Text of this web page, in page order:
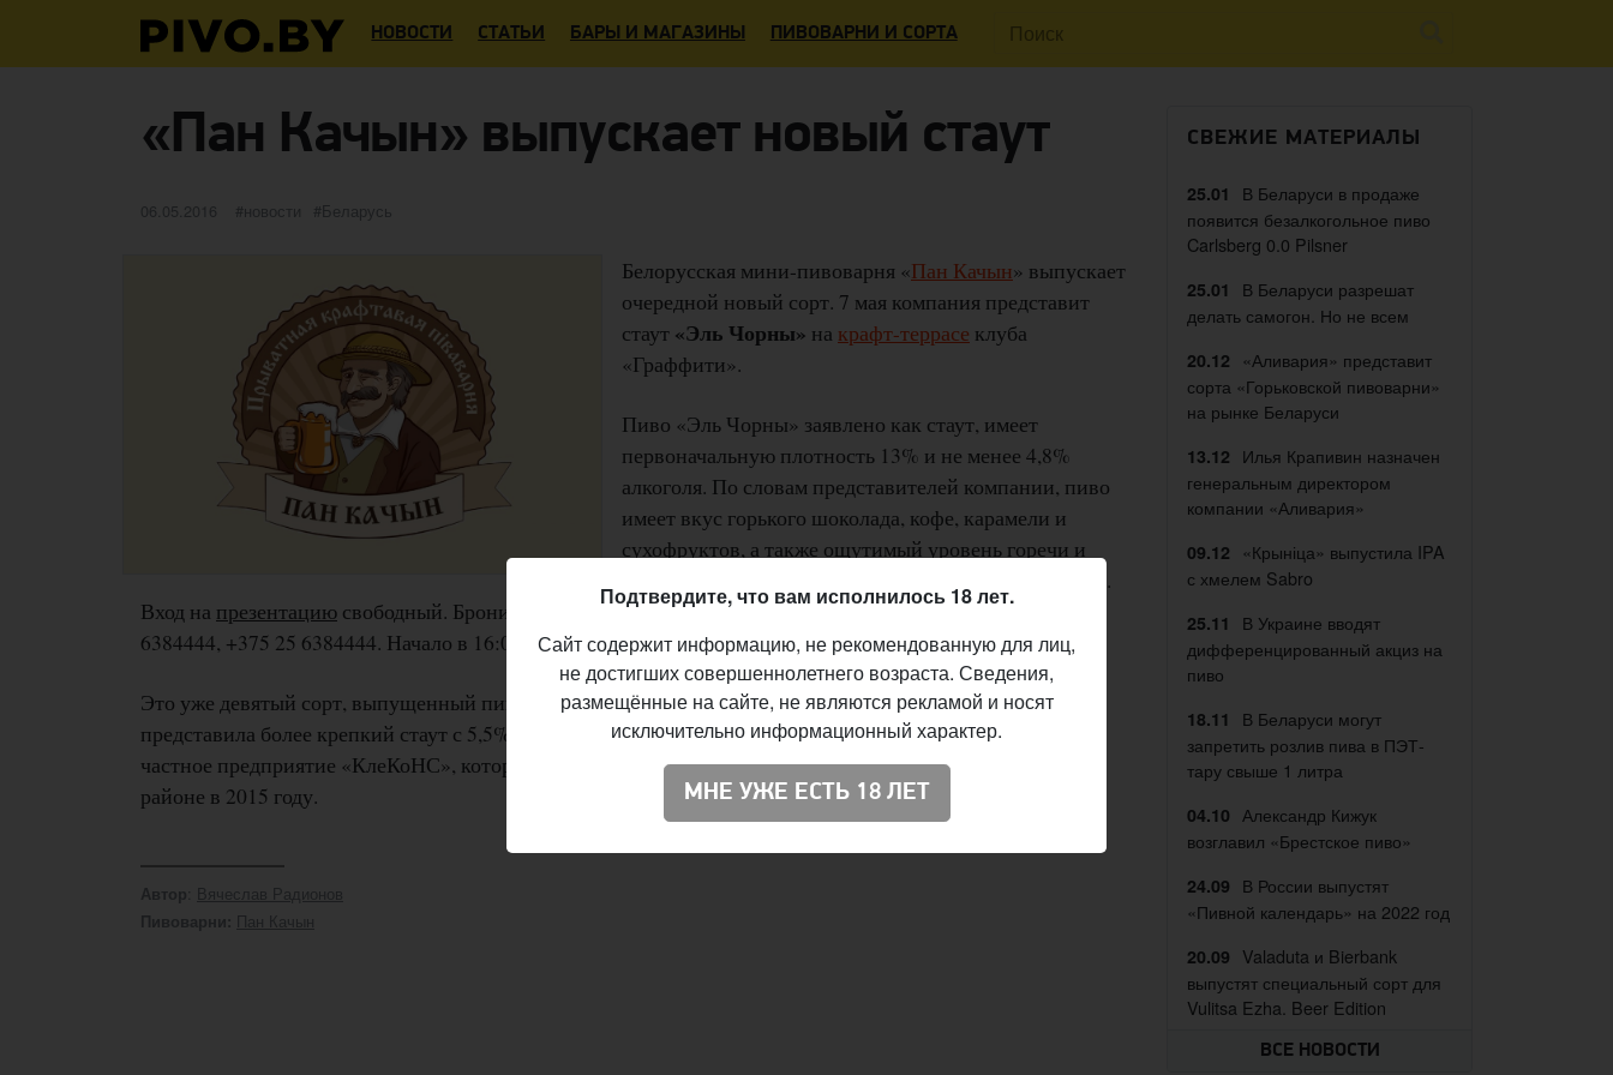
Поиск:
НОВОСТИ СТАТЬИ БАРЫ И МАГАЗИНЫ ПИВОВАРНИ И СОРТА
«Пан Качын» выпускает новый стаут
Опубликовано
06.05.2016 категории
новости Метки
Беларусь
Белорусская мини-пивоварня «Пан Качын» выпускает
очередной новый сорт. 7 мая компания представит
стаут «Эль Чорны» на крафт-террасе клуба
«Граффити».
Пиво «Эль Чорны» заявлено как стаут, имеет
первоначальную плотность 13% и не менее 4,8%
алкоголя. По словам представителей компании, пиво
имеет вкус горького шоколада, кофе, карамели и
сухофруктов, а также ощутимый уровень горечи и
заметный хмелевой аромат за счёт сухого охмеления.
Вход на презентацию свободный. Бронирование столиков по телефонам: +375 29 6384444, +375 33
6384444, +375 25 6384444. Начало в 16:00.
Это уже девятый сорт, выпущенный пивоварней «Пан Качын» в этом году. В январе компания
представила более крепкий стаут с 5,5% алкоголя. Пиво под торговой маркой «Пан Качын» выпускает
частное предприятие «КлеКоНС», которое открыло производство в деревне Жажелка в Смолевичском
районе в 2015 году.
Автор Вячеслав Радионов
Пивоварни: Пан Качын
СВЕЖИЕ МАТЕРИАЛЫ
25.01
В Беларуси в продаже
появится безалкогольное пиво
Carlsberg 0.0 Pilsner
25.01
В Беларуси разрешат
делать самогон. Но не всем
20.12
«Аливария» представит
сорта «Горьковской пивоварни»
на рынке Беларуси
13.12 Илья Крапивин назначен
генеральным директором
компании «Аливария»
09.12
«Крыніца» выпустила IPA
с хмелем Sabro
25.11
В Украине вводят
дифференцированный акциз на
пиво
18.11
В Беларуси могут
запретить розлив пива в ПЭТ-
тару свыше 1 литра
04.10 Александр Кижук
возглавил «Брестское пиво»
24.09 В России выпустят
«Пивной календарь» на 2022 год
20.09 Valaduta и Bierbank
выпустят специальный сорт для
Vulitsa Ezha. Beer Edition
ВСЕ НОВОСТИ
Подтвердите, что вам исполнилось 18 лет.
Сайт содержит информацию, не рекомендованную для лиц,
не достигших совершеннолетнего возраста. Сведения,
размещённые на сайте, не являются рекламой и носят
исключительно информационный характер.
МНЕ УЖЕ ЕСТЬ 18 ЛЕТ